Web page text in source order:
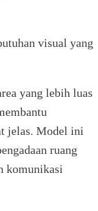
visual yang
yang lebih luas
jelas. Model ini
ruang
komunikasi